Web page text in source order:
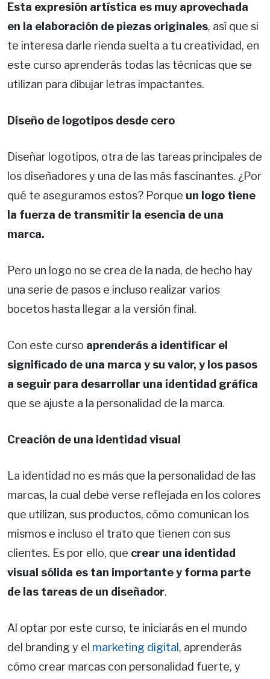
Esta expresión artística es muy aprovechada
en la elaboración de piezas originales, así que si
te interesa darle rienda suelta a tu creatividad, en
este curso aprenderás todas las técnicas que se
utilizan para dibujar letras impactantes.
Diseño de logotipos desde cero
Diseñar logotipos, otra de las tareas principales de
los diseñadores y una de las más fascinantes. ¿Por
qué te aseguramos estos? Porque un logo tiene
la fuerza de transmitir la esencia de una
marca.
Pero un logo no se crea de la nada, de hecho hay
una serie de pasos e incluso realizar varios
bocetos hasta llegar a la versión final.
Con este curso aprenderás a identificar el
significado de una marca y su valor, y los pasos
a seguir para desarrollar una identidad gráfica
que se ajuste a la personalidad de la marca.
Creación de una identidad visual
La identidad no es más que la personalidad de las
marcas, la cual debe verse reflejada en los colores
que utilizan, sus productos, cómo comunican los
mismos e incluso el trato que tienen con sus
clientes. Es por ello, que crear una identidad
visual sólida es tan importante y forma parte
de las tareas de un diseñador.
Al optar por este curso, te iniciarás en el mundo
del branding y el marketing digital , aprenderás
cómo crear marcas con personalidad fuerte, y